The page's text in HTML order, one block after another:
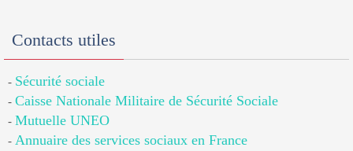
Contacts utiles
- Sécurité sociale
- Caisse Nationale Militaire de Sécurité Sociale
- Mutuelle UNEO
- Annuaire des services sociaux en France